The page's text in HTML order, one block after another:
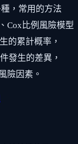
，常用的方法
Cox比例風險模型
的累計概率，
發生的差異，
險因素。